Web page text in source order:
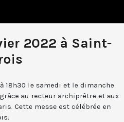
2022 à Saint-
18h30 le samedi et le dimanche
au recteur archiprêtre et aux
Cette messe est célébrée en